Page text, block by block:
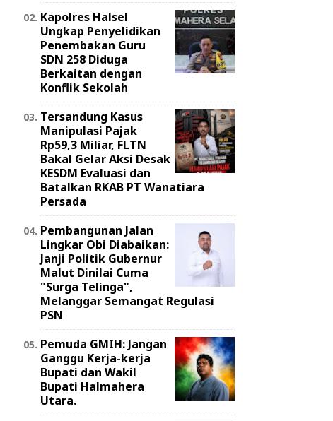
Kapolres Halsel
Ungkap Penyelidikan
Penembakan Guru
SDN 258 Diduga
Berkaitan dengan
Konflik Sekolah
Tersandung Kasus
Manipulasi Pajak
Rp59,3 Miliar, FLTN
Bakal Gelar Aksi Desak
KESDM Evaluasi dan
Batalkan RKAB PT Wanatiara
Persada ‎
Pembangunan Jalan
Lingkar Obi Diabaikan:
Janji Politik Gubernur
Malut Dinilai Cuma
"Surga Telinga",
Melanggar Semangat Regulasi
PSN ‎
Pemuda GMIH: Jangan
Ganggu Kerja-kerja
Bupati dan Wakil
Bupati Halmahera
Utara.